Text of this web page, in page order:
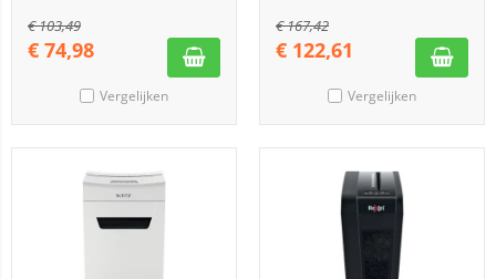
€103,49
€ 74,98
Vergelijken
€167,42
€ 122,61
Vergelijken